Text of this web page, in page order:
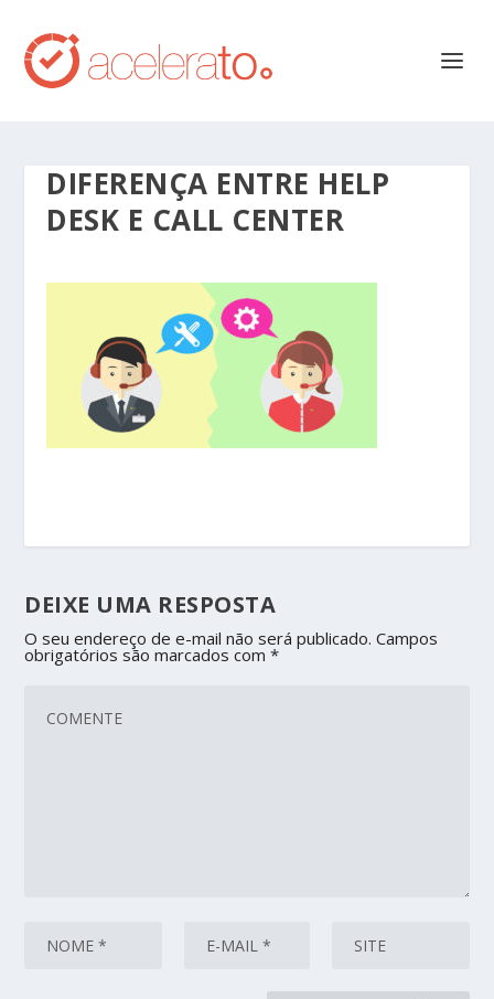
DIFERENÇA ENTRE HELP
DESK E CALL CENTER
DEIXE UMA RESPOSTA
O seu endereço de e-mail não será publicado. Campos
obrigatórios são marcados com*